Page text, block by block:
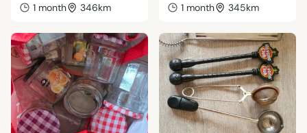
1 month 346km 1 month 345km